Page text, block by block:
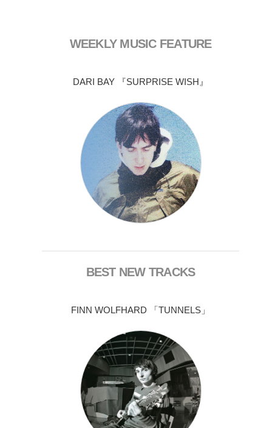
WEEKLY MUSIC FEATURE
DARI BAY 『SURPRISE WISH』
BEST NEW TRACKS
FINN WOLFHARD 「TUNNELS」